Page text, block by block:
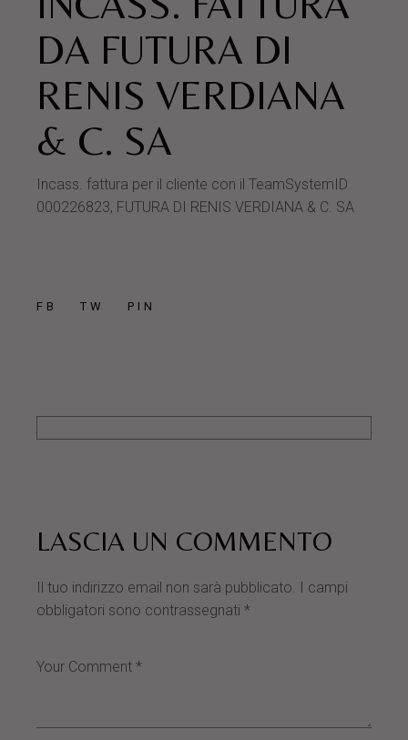
DA FUTURA DI
RENIS VERDIANA
& C. SA
Incass. fattura per il cliente con il TeamSystemID
000226823, FUTURA DI RENIS VERDIANA & C. SA
FB TW PIN
LASCIA UN COMMENTO
Il tuo indirizzo email non sarà pubblicato. I campi
obbligatori sono contrassegnati*